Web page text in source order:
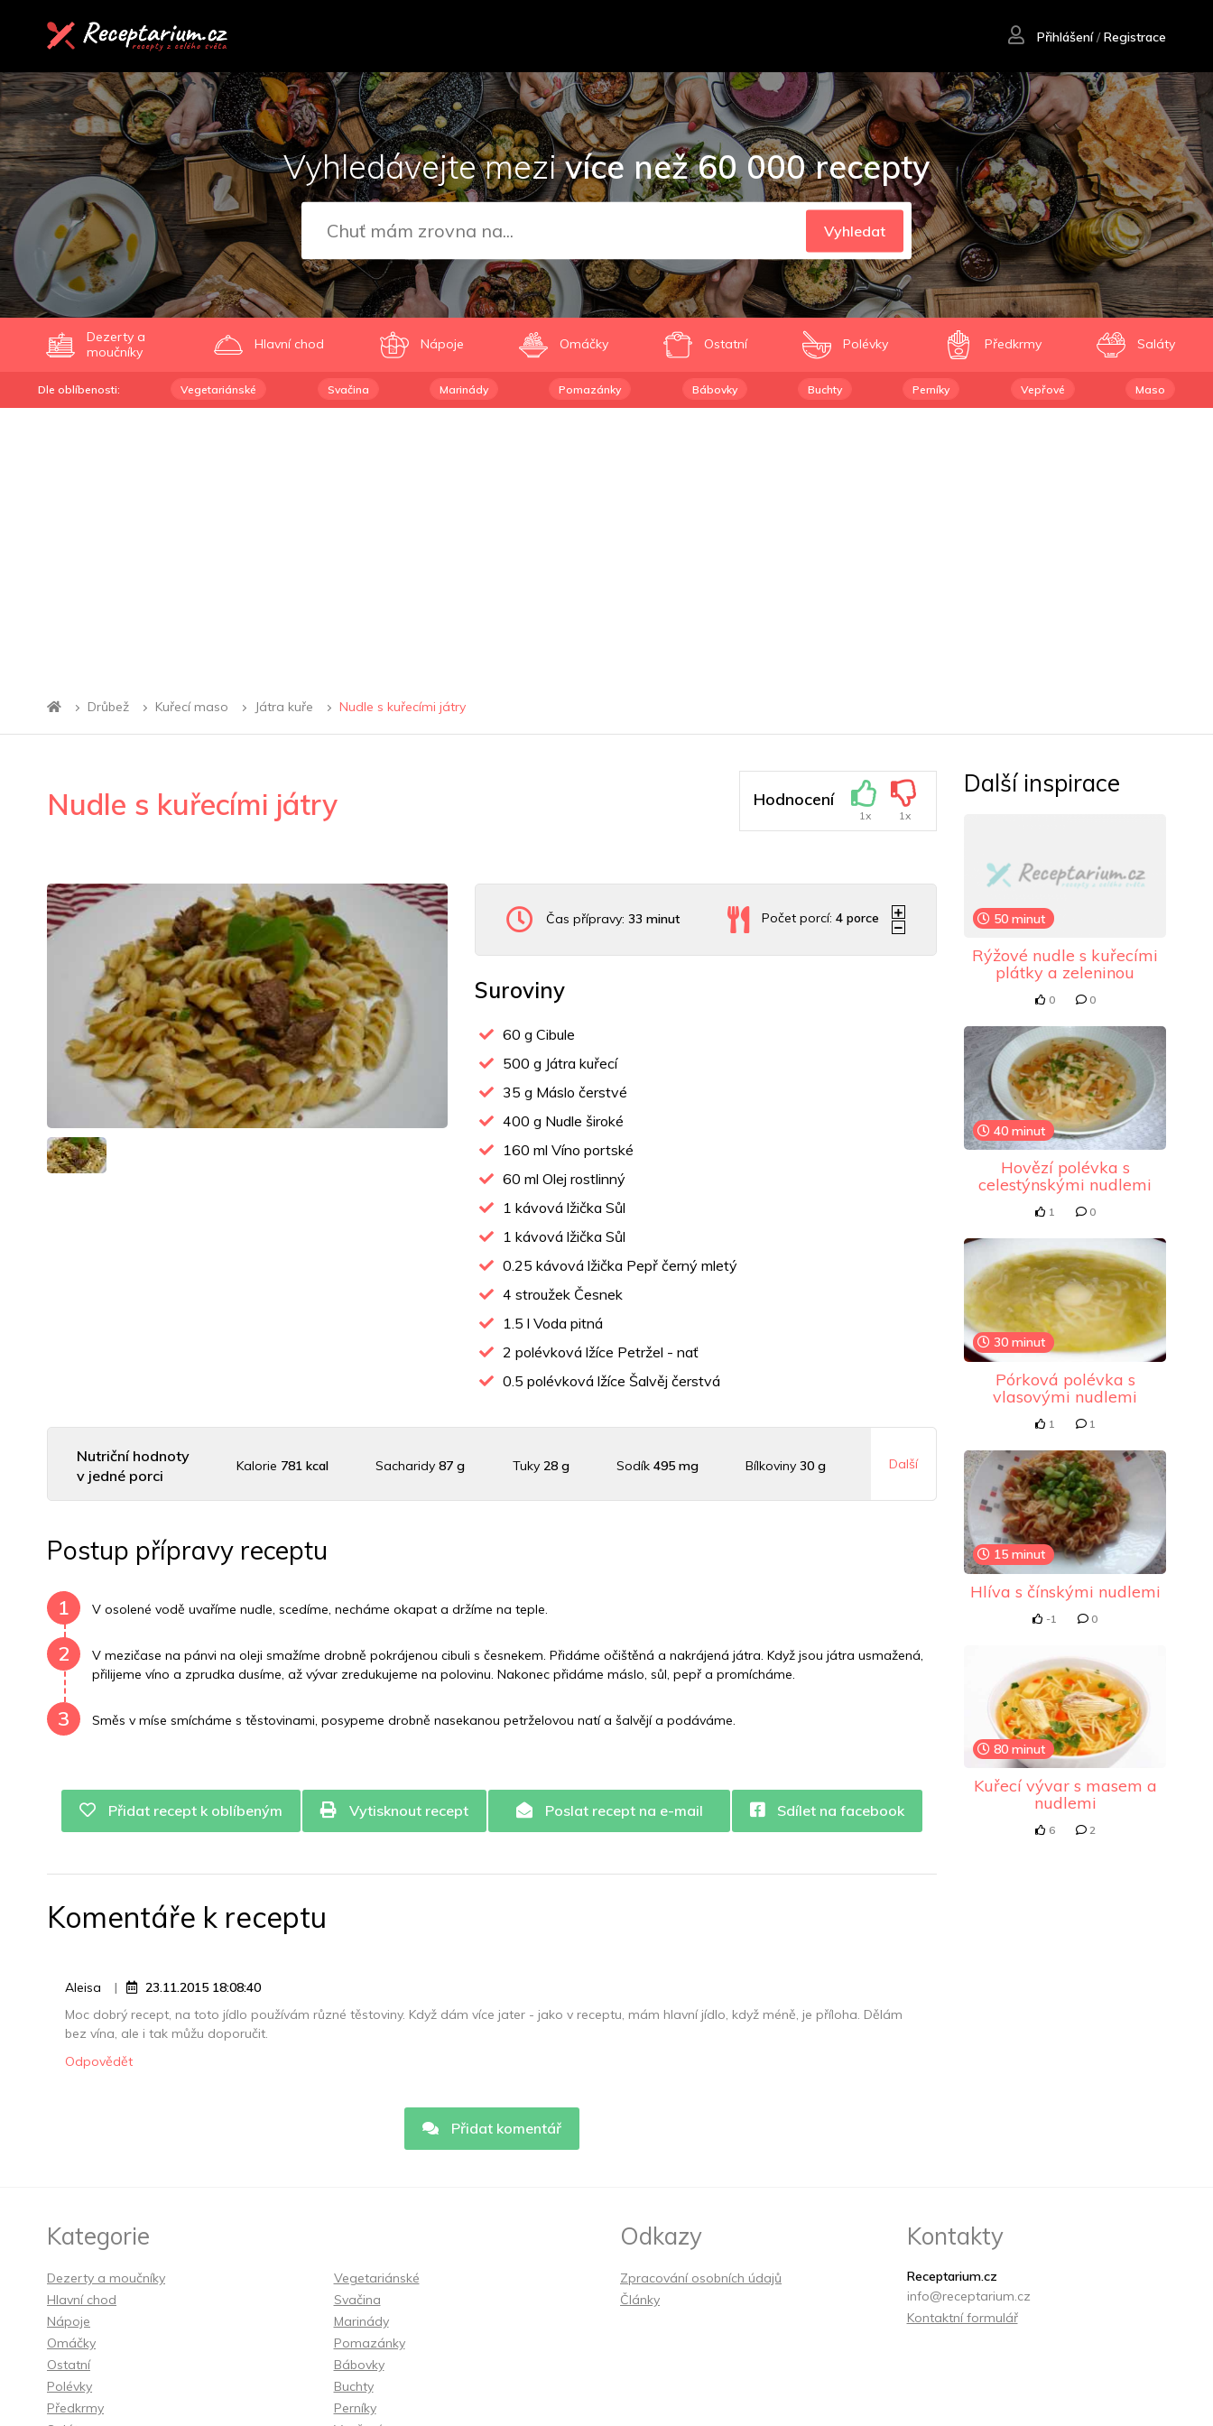
Přihlášení/Registrace
Vyhledávejte mezivíce než 60 000 recepty
Vyhledat
Dezerty a
moučníky
Hlavní chod Nápoje Omáčky Ostatní Polévky Předkrmy Saláty
Dle oblíbenosti: Vegetariánské Svačina Marinády Pomazánky Bábovky Buchty Perníky Vepřové Maso
Drůbež Kuřecí maso Játra kuře Nudle s kuřecími játry
Nudle s kuřecími játry Hodnocení
1x 1x
Čas přípravy: 33 minut Počet porcí:4 porce
Suroviny
60 g Cibule
500 g Játra kuřecí
35 g Máslo čerstvé
400 g Nudle široké
160 ml Víno portské
60 ml Olej rostlinný
1 kávová lžička Sůl
1 kávová lžička Sůl
0.25 kávová lžička Pepř černý mletý
4 stroužek Česnek
1.5 l Voda pitná
2 polévková lžíce Petržel - nať
0.5 polévková lžíce Šalvěj čerstvá
Nutriční hodnoty
v jedné porci
Kalorie 781 kcal Sacharidy87 g Tuky 28 g Sodík 495 mg Bílkoviny 30 g Další
Postup přípravy receptu
1 V osolené vodě uvaříme nudle, scedíme, necháme okapat a držíme na teple.
2
V mezičase na pánvi na oleji smažíme drobně pokrájenou cibuli s česnekem. Přidáme očištěná a nakrájená játra. Když jsou játra usmažená,
přilijeme víno a zprudka dusíme, až vývar zredukujeme na polovinu. Nakonec přidáme máslo, sůl, pepř a promícháme.
3 Směs v míse smícháme s těstovinami, posypeme drobně nasekanou petrželovou natí a šalvějí a podáváme.
Přidat recept k oblíbeným Vytisknout recept Poslat recept na e-mail Sdílet na facebook
Komentáře k receptu
Aleisa
23.11.2015 18:08:40
Moc dobrý recept, na toto jídlo používám různé těstoviny. Když dám více jater - jako v receptu, mám hlavní jídlo, když méně, je příloha. Dělám
bez vína, ale i tak můžu doporučit.
Odpovědět
Přidat komentář
Další inspirace
50 minut
Rýžové nudle s kuřecími
plátky a zeleninou
0 0
40 minut
Hovězí polévka s
celestýnskými nudlemi
1 0
30 minut
Pórková polévka s
vlasovými nudlemi
1 1
15 minut
Hlíva s čínskými nudlemi
-1 0
80 minut
Kuřecí vývar s masem a
nudlemi
6 2
Kategorie
Dezerty a moučníky
Hlavní chod
Nápoje
Omáčky
Ostatní
Polévky
Předkrmy
Vegetariánské
Svačina
Marinády
Pomazánky
Bábovky
Buchty
Perníky
Odkazy
Zpracování osobních údajů
Články
Kontakty
Receptarium.cz
info@receptarium.cz
Kontaktní formulář